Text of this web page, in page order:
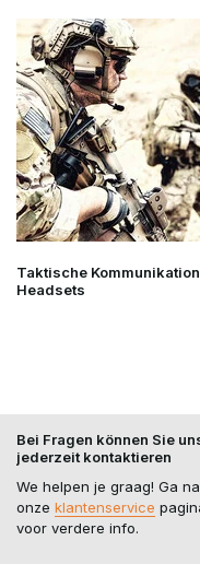
Eine häufig
Häufig verwendete
Gliederung
Pistolenhalfter
Magazintaschen für
Taktische
Headsets
Bei Fragen können Sie
jederzeit kontaktieren
We helpen je graag! Ga
onze klantenservice
voor verdere info.